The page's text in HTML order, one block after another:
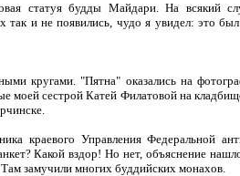
статуя будды Майдари. На всякий
и не появились, чудо я увидел: это
кругами. "Пятна" оказались на
сестрой Катей Филатовой на
краевого Управления Федеральной
Какой вздор! Но нет, объяснение
замучили многих буддийских монахов.